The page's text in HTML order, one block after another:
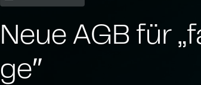
Neue AGB für
ge″